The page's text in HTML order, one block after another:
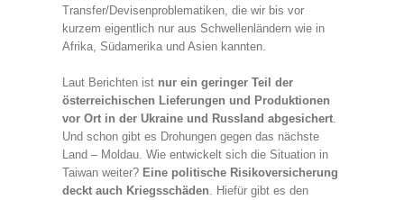
Transfer/Devisenproblematiken, die wir bis vor
kurzem eigentlich nur aus Schwellenländern wie in
Afrika, Südamerika und Asien kannten.
Laut Berichten ist nur ein geringer Teil der
österreichischen Lieferungen und Produktionen
vor Ort in der Ukraine und Russland abgesichert.
Und schon gibt es Drohungen gegen das nächste
Land – Moldau. Wie entwickelt sich die Situation in
Taiwan weiter? Eine politische Risikoversicherung
deckt auch Kriegsschäden . Hiefür gibt es den